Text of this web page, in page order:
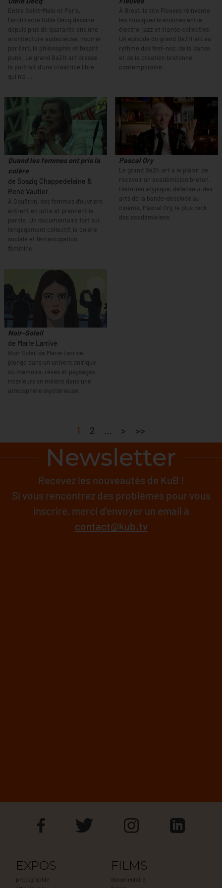
Entre Saint-Malo et Paris,
l’architecte Odile Decq dessine
depuis plus de quarante ans une
architecture audacieuse, nourrie
par l’art, la philosophie et l’esprit
punk. Le grand BaZH.art dresse
le portrait d’une créatrice libre
qui n’a …
À Brest, le trio Fleuves réinvente
les musiques bretonnes entre
électro, jazz et transe collective.
Un épisode du grand BaZH.art au
rythme des fest-noz, de la danse
et de la création bretonne
contemporaine.
Quand les femmes ont pris la
colère
de Soazig Chappedelaine &
René Vautier
À Couëron, des femmes d’ouvriers
entrent en lutte et prennent la
parole. Un documentaire fort sur
l’engagement collectif, la colère
sociale et l’émancipation
féminine.
Pascal Ory
Le grand BaZh.art a le plaisir de
recevoir un académicien breton.
Historien atypique, défenseur des
arts de la bande-dessinée au
cinéma, Pascal Ory, le plus rock
des académiciens.
Noir-Soleil
de Marie Larrivé
Noir Soleil de Marie Larrivé
plonge dans un univers onirique
où mémoire, rêves et paysages
intérieurs se mêlent dans une
atmosphère mystérieuse.
1 2 ... > >>
Newsletter
Recevez les nouveautés de KuB !
Si vous rencontrez des problèmes pour vous
inscrire, merci d'envoyer un email à
contact@kub.tv
EXPOS
photographie
FILMS
documentaire